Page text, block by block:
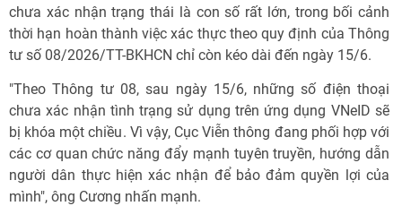
chưa xác nhận trạng thái là con số rất lớn, trong bối cảnh
thời hạn hoàn thành việc xác thực theo quy định của Thông
tư số 08/2026/TT-BKHCN chỉ còn kéo dài đến ngày 15/6.
"Theo Thông tư 08, sau ngày 15/6, những số điện thoại
chưa xác nhận tình trạng sử dụng trên ứng dụng VNeID sẽ
bị khóa một chiều. Vì vậy, Cục Viễn thông đang phối hợp với
các cơ quan chức năng đẩy mạnh tuyên truyền, hướng dẫn
người dân thực hiện xác nhận để bảo đảm quyền lợi của
mình", ông Cương nhấn mạnh.